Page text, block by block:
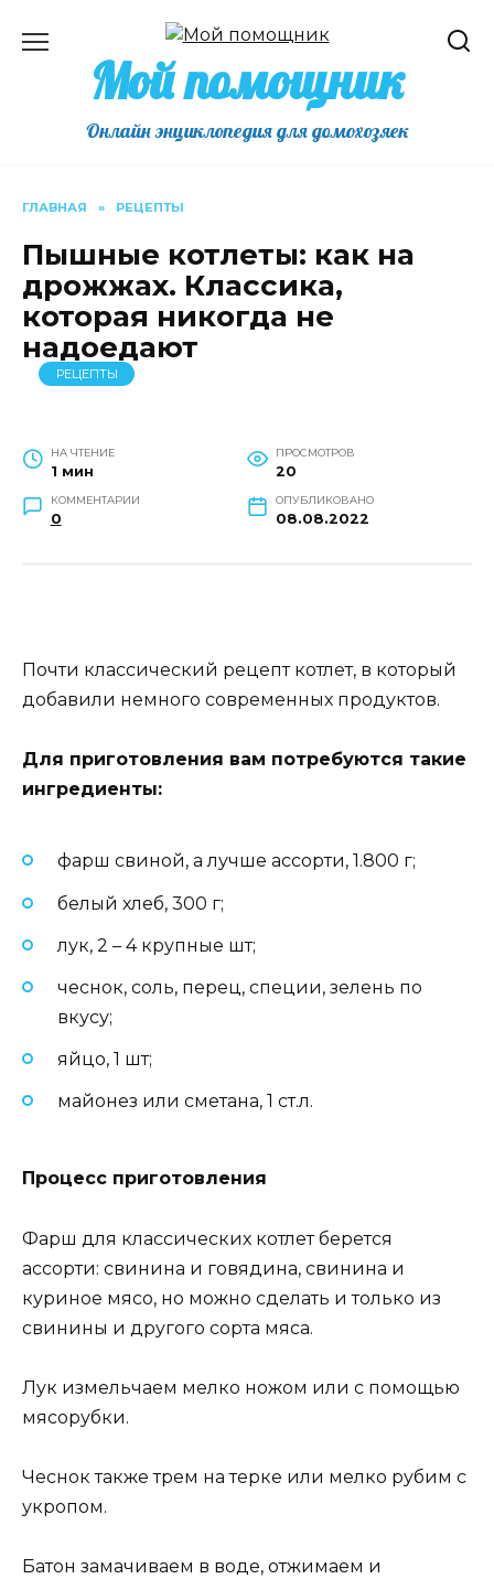
содержаниюМой помощник
Онлайн энциклопедия для домохозяек
ГЛАВНАЯ » РЕЦЕПТЫ
Пышные котлеты: как на
дрожжах. Классика,
которая никогда не
надоедают
РЕЦЕПТЫ
НА ЧТЕНИЕ
1 мин
ПРОСМОТРОВ
20
КОММЕНТАРИИ
0
ОПУБЛИКОВАНО
08.08.2022
Почти классический рецепт котлет, в который
добавили немного современных продуктов.
Для приготовления вам потребуются такие
ингредиенты:
фарш свиной, а лучше ассорти, 1.800 г;
белый хлеб, 300 г;
лук, 2 – 4 крупные шт;
чеснок, соль, перец, специи, зелень по
вкусу;
яйцо, 1 шт;
майонез или сметана, 1 ст.л.
Процесс приготовления
Фарш для классических котлет берется
ассорти: свинина и говядина, свинина и
куриное мясо, но можно сделать и только из
свинины и другого сорта мяса.
Лук измельчаем мелко ножом или с помощью
мясорубки.
Чеснок также трем на терке или мелко рубим с
укропом.
Батон замачиваем в воде, отжимаем и